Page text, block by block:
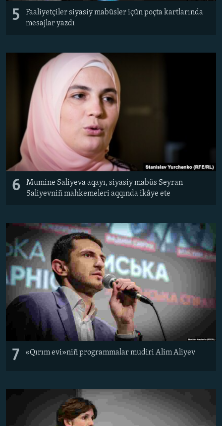
5
Faaliyetçiler siyasiy mabüsler içün poçta kartlarında
mesajlar yazdı
6
Mumine Saliyeva aqayı, siyasiy mabüs Seyran
Saliyevniñ mahkemeleri aqqında ikâye ete
7 «Qırım evi»niñ programmalar mudiri Alim Aliyev